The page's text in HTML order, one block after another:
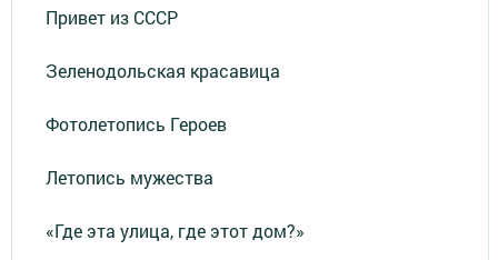
Привет из СССР
Зеленодольская красавица
Фотолетопись Героев
Летопись мужества
«Где эта улица, где этот дом?»